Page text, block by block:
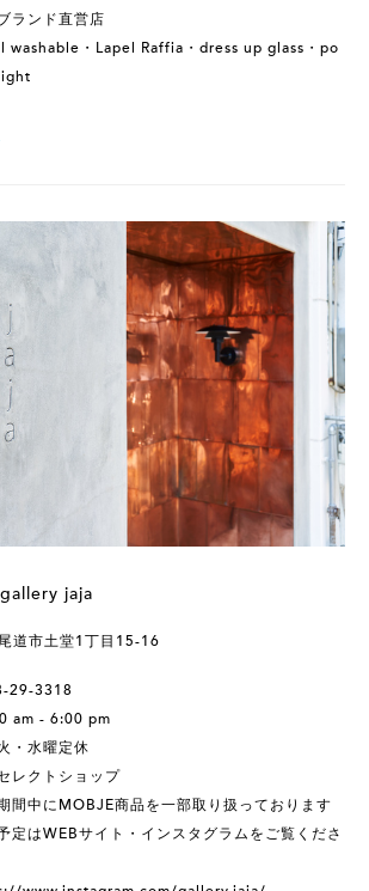
ランド直営店
washable・Lapel Raffia・dress up glass・po
jaja
道市土堂1丁目15-16
29-3318
am - 6:00 pm
・水曜定休
レクトショップ
間中にMOBJE商品を一部取り扱っております
定はWEBサイト・インスタグラムをご覧くださ